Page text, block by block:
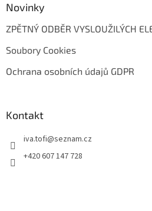
Novinky
ZPĚTNÝ ODBĚR VYSLOUŽILÝCH
Soubory Cookies
Ochrana osobních údajů GDPR
Kontakt
iva.tofi@seznam.cz
+420 607 147 728